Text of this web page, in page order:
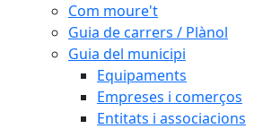
Com moure't
Guia de carrers / Plànol
Guia del municipi
Equipaments
Empreses i comerços
Entitats i associacions